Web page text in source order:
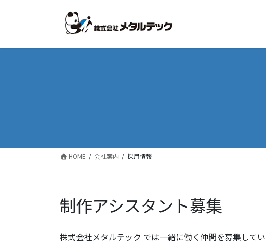
HOME 会社案内 採用情報
制作アシスタント募集
株式会社メタルテック では一緒に働く仲間を募集してい